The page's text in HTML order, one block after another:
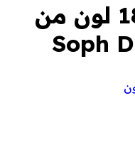
لوحة ظلال عيون 18 لون من